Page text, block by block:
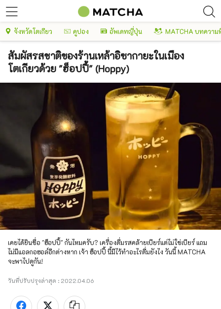
จังหวัดโตเกียว คูปอง อัพเดทญี่ปุ่น MATCHA บทความ
สัมผัสรสชาติของร้านเหล้าอิซากายะในเมือง
โตเกียวด้วย "ฮ็อปปี้" (Hoppy)
เคยได้ยินชื่อ "ฮ็อปปี้" กันไหมครับ? เครื่องดื่มรสคล้ายเบียร์แต่ไม่ใช่เบียร์ แถม
ไม่มีแอลกอฮอล์อีกต่างหาก เจ้า ฮ็อปปี้ นี้มีไว้ทำอะไรดื่มยังไง วันนี้ MATCHA
จะพาไปดูกัน!
วันที่ปรับปรุงล่าสุด : 2022.04.06